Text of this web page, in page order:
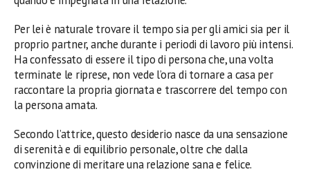
Per lei è naturale trovare il tempo sia per gli amici sia per il
proprio partner, anche durante i periodi di lavoro più intensi.
Ha confessato di essere il tipo di persona che, una volta
terminate le riprese, non vede l’ora di tornare a casa per
raccontare la propria giornata e trascorrere del tempo con
la persona amata.
Secondo l’attrice, questo desiderio nasce da una sensazione
di serenità e di equilibrio personale, oltre che dalla
convinzione di meritare una relazione sana e felice.